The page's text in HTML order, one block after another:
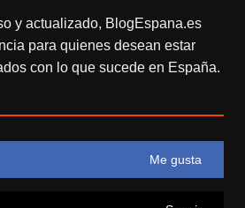
y actualizado, BlogEspana.es
para quienes desean estar
con lo que sucede en España.
Me gusta